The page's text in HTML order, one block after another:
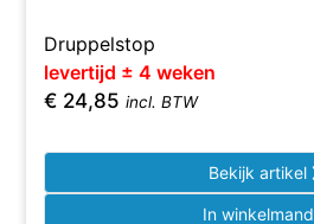
Druppelstop
levertijd ± 4 weken
€ 24,85 incl. BTW
Bekijk artikel
In winkelmand